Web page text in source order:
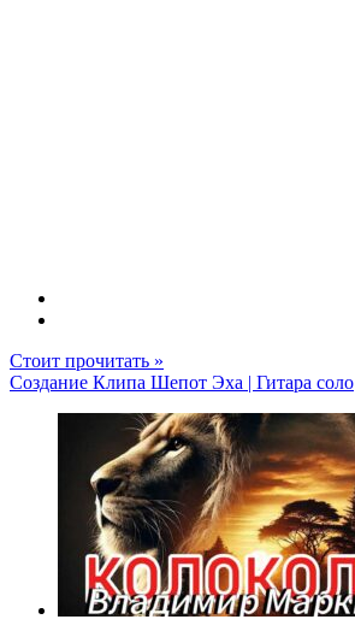
Стоит прочитать »
Создание Клипа Шепот Эха | Гитара соло